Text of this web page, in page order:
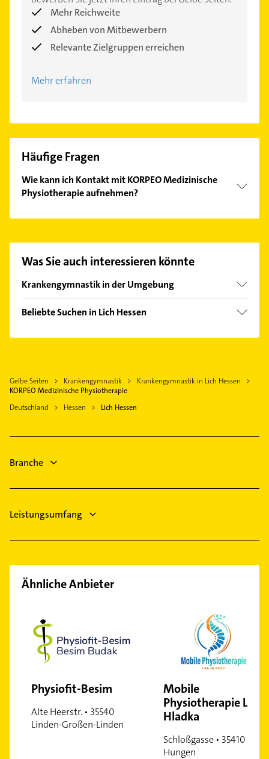
Mehr Reichweite
Abheben von Mitbewerbern
Relevante Zielgruppen erreichen
Mehr erfahren
Häufige Fragen
Wie kann ich Kontakt mit KORPEO Medizinische
Physiotherapie aufnehmen?
auswählen. Hier finden Sie alleKontaktdaten
Was Sie auch interessieren könnte
Krankengymnastik in der Umgebung
Fernwald
Hungen
Langgöns
Linden Hessen
Grünberg Hessen
Wölfersheim
Beliebte Suchen in Lich Hessen
Steuerberater
Heizungsbauer
Elektroinstallation
Elektriker
Gelbe Seiten Krankengymnastik
Krankengymnastik in Lich Hessen
KORPEO Medizinische Physiotherapie
Deutschland
Hessen Lich Hessen
Branche
Leistungsumfang
Ähnliche Anbieter
Physiofit-Besim
Alte Heerstr. • 35540
Linden-Großen-Linden
Mobile
Physiotherapie Lea
Hladka
Schloßgasse • 35410
Hungen